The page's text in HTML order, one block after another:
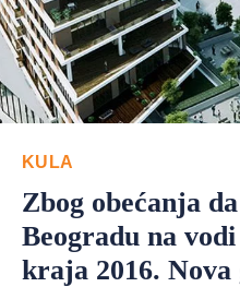
KULA
Zbog obećanja
Beogradu na
kraja 2016. Nova